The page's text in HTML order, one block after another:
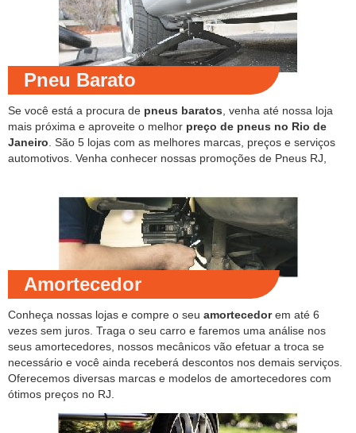
Pneu Barato
Se você está a procura de pneus baratos , venha até nossa loja
mais próxima e aproveite o melhor preço de pneus no Rio de
Janeiro . São 5 lojas com as melhores marcas, preços e serviços
automotivos. Venha conhecer nossas promoções de Pneus RJ,
Amortecedor
Conheça nossas lojas e compre o seu amortecedorem até 6
vezes sem juros. Traga o seu carro e faremos uma análise nos
seus amortecedores, nossos mecânicos vão efetuar a troca se
necessário e você ainda receberá descontos nos demais serviços.
Oferecemos diversas marcas e modelos de amortecedores com
ótimos preços no RJ.